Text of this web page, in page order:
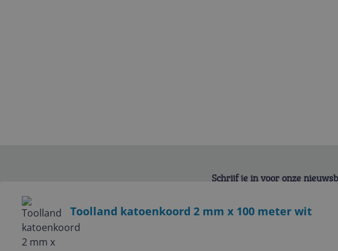
Toolland katoenkoord 2 mm x 100 meter wit
Schrijf je in voor onze
Service